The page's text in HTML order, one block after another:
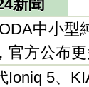
新聞
中小型
官方公布
Ioniq 5、